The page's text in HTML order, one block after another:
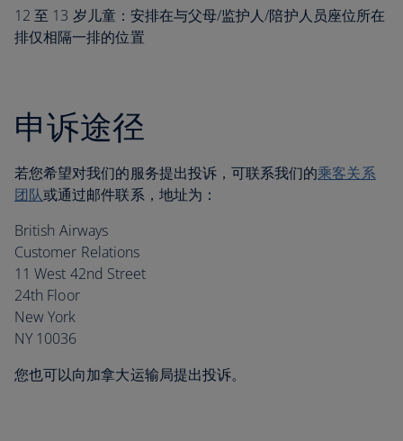
12 至 13 岁儿童：安排在与父母/监护人/陪护人员座位所在
排仅相隔一排的位置
申诉途径
若您希望对我们的服务提出投诉，可联系我们的乘客关系
团队或通过邮件联系，地址为：
British Airways
Customer Relations
11 West 42nd Street
24th Floor
New York
NY 10036
您也可以向加拿大运输局提出投诉。